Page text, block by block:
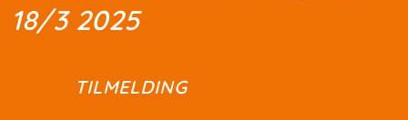
18/3 2025
TILMELDING